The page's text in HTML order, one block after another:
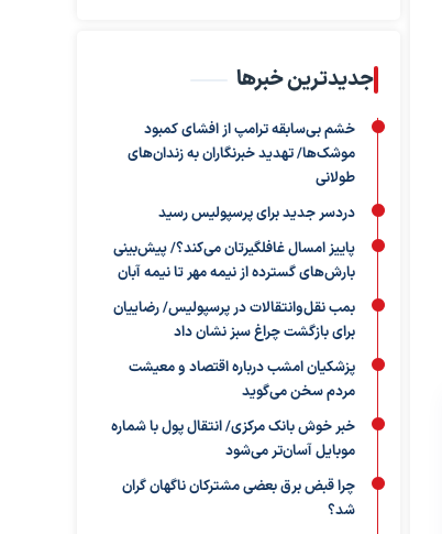
جدیدترین خبرها
خشم بی‌سابقه ترامپ از افشای کمبود
موشک‌ها/ تهدید خبرنگاران به زندان‌های
طولانی
دردسر جدید برای پرسپولیس رسید
پاییز امسال غافلگیرتان می‌کند؟/ پیش‌بینی
بارش‌های گسترده از نیمه مهر تا نیمه آبان
بمب نقل‌وانتقالات در پرسپولیس/ رضاییان
برای بازگشت چراغ سبز نشان داد
پزشکیان امشب درباره اقتصاد و معیشت
مردم سخن می‌گوید
خبر خوش بانک مرکزی/ انتقال پول با شماره
موبایل آسان‌تر می‌شود
چرا قبض برق بعضی مشترکان ناگهان گران
شد؟